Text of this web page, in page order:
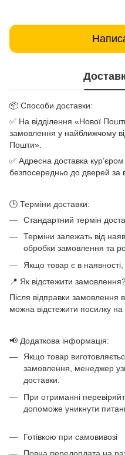
📦 Способи доставки:
✅ На відділення «Нової
замовлення у найближчому
Пошти».
✅ Адресна доставка
безпосередньо до дверей за
🕒 Терміни доставки:
Стандартний термін
Терміни залежать від
обробки замовлення та
Якщо товар є в
📍 Як відстежити
Після відправки
можна відстежити посилку на
📢 Додаткова інформація:
Якщо товар
замовлення, менеджер
доставки.
При отриманні
допоможе уникнути
Готівкою при самовивозі